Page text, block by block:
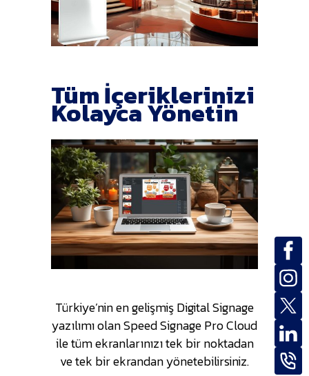
Tüm İçeriklerinizi
Kolayca Yönetin
Türkiye’nin en gelişmiş Digital Signage
yazılımı olan Speed Signage Pro Cloud
ile tüm ekranlarınızı tek bir noktadan
ve tek bir ekrandan yönetebilirsiniz.